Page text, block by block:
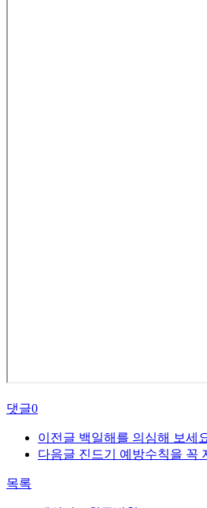
댓글0
이전글 백일해를 의심해 보세
다음글 진드기 예방수칙을 꼭
목록